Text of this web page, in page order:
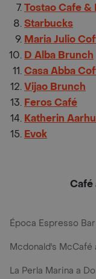
Tostao Cafe &
Starbucks
Maria Julio
D Alba Brunch
Casa Abba
Vijao Brunch
Feros Café
Katherin
Evok
Café
Época Espresso
Mcdonald's McCafé
La Perla Marina a